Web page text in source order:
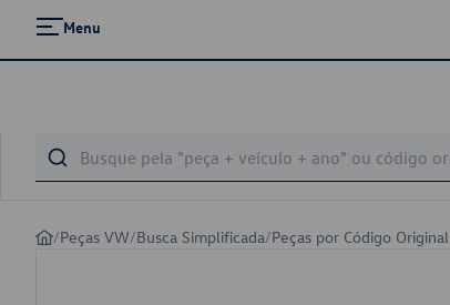
Menu
/Peças VW/Busca Simplificada/Peças por Código Original